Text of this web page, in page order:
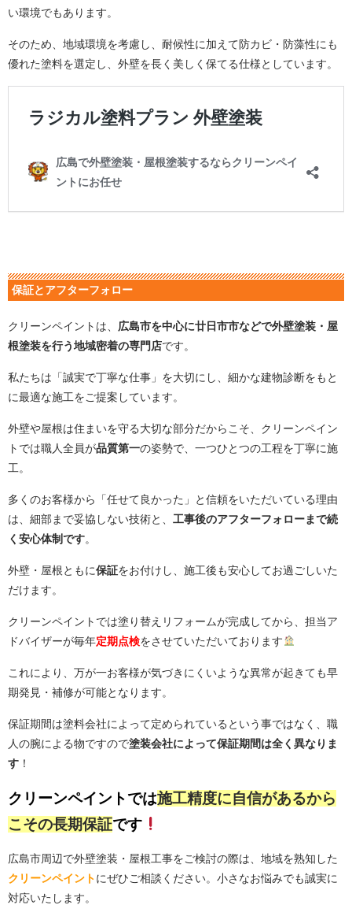
い環境でもあります。
そのため、地域環境を考慮し、耐候性に加えて防カビ・防藻性にも
優れた塗料を選定し、外壁を長く美しく保てる仕様としています。
保証とアフターフォロー
クリーンペイントは、 広島市を中心に廿日市市などで外壁塗装・屋
根塗装を行う地域密着の専門店です。
私たちは「誠実で丁寧な仕事」を大切にし、細かな建物診断をもと
に最適な施工をご提案しています。
外壁や屋根は住まいを守る大切な部分だからこそ、クリーンペイン
トでは職人全員が品質第一の姿勢で、一つひとつの工程を丁寧に施
工。
多くのお客様から「任せて良かった」と信頼をいただいている理由
は、細部まで妥協しない技術と、 工事後のアフターフォローまで続
く安心体制です。
外壁・屋根ともに保証をお付けし、施工後も安心してお過ごしいた
だけます。
クリーンペイントでは塗り替えリフォームが完成してから、担当ア
ドバイザーが毎年定期点検をさせていただいております
これにより、万が一お客様が気づきにくいような異常が起きても早
期発見・補修が可能となります。
保証期間は塗料会社によって定められているという事ではなく、職
人の腕による物ですので塗装会社によって保証期間は全く異なりま
す ！
クリーンペイントでは施工精度に自信があるから
こその長期保証です
広島市周辺で外壁塗装・屋根工事をご検討の際は、地域を熟知した
クリーンペイントにぜひご相談ください。小さなお悩みでも誠実に
対応いたします。